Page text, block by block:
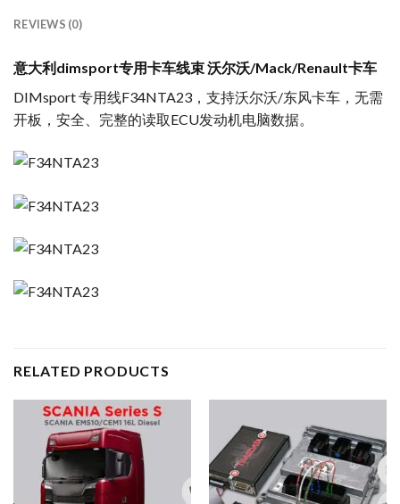
REVIEWS (0)
意大利dimsport专用卡车线束 沃尔沃/Mack/Renault卡车
DIMsport 专用线F34NTA23，支持沃尔沃/东风卡车，无需
开板，安全、完整的读取ECU发动机电脑数据。
RELATED PRODUCTS